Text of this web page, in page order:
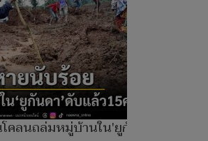
ลนถล่มหมู่บ้านใน'ยูกันดา'